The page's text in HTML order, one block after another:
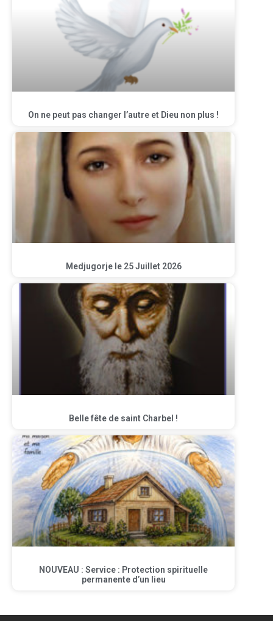
On ne peut pas changer l’autre et Dieu non plus !
Medjugorje le 25 Juillet 2026
Belle fête de saint Charbel !
NOUVEAU : Service : Protection spirituelle
permanente d’un lieu